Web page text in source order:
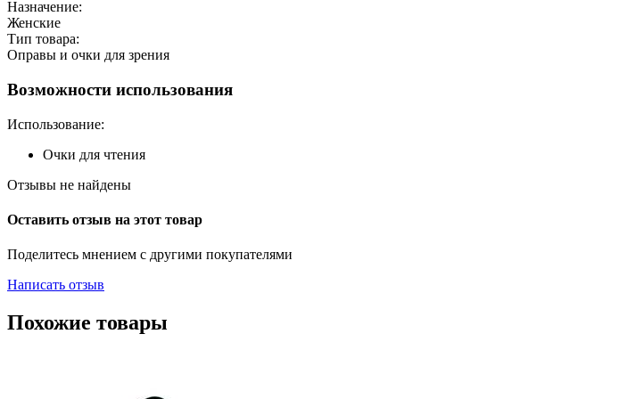
Назначение:
Женские
Тип товара:
Оправы и очки для зрения
Возможности использования
Использование:
Очки для чтения
Отзывы не найдены
Оставить отзыв на этот товар
Поделитесь мнением с другими покупателями
Написать отзыв
Похожие товары